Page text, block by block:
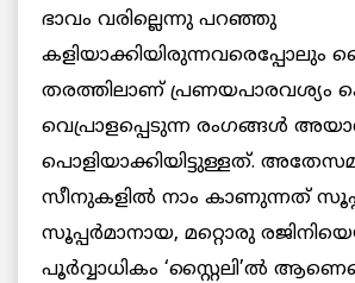
ഭാവം വരില്ലെന്നു പറഞ്ഞു
കളിയാക്കിയിരുന്നവരെപ്പോലും
തരത്തിലാണ് പ്രണയപാരവശ്യം
വെപ്രാളപ്പെടുന്ന രംഗങ്ങൾ
പൊളിയാക്കിയിട്ടുള്ളത്.
സീനുകളിൽ നാം കാണുന്നത്
സൂപ്പർമാനായ, മറ്റൊരു
പൂർവ്വാധികം ‘സ്റ്റൈലി’ൽ